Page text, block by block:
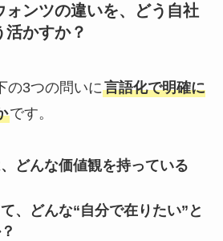
ォンツの違いを、どう自社
かすか？
の3つの問いに言語化で明確に
です。
どんな価値観を持っている
、どんな“自分で在りたい”と